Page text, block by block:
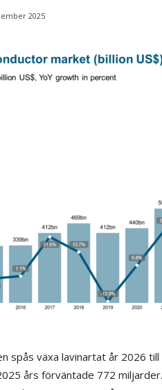
2025
spås växa lavinartat år 2026
års förväntade 772